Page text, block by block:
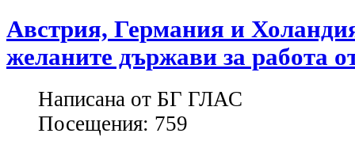
Австрия, Германия и
желаните държави за работа
Написана от БГ ГЛАС
Посещения: 759